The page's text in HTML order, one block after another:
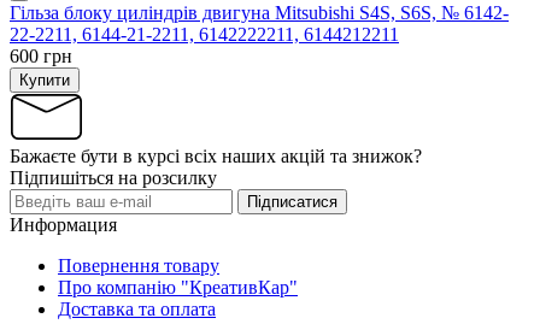
Гільза блоку циліндрів двигуна Mitsubishi S4S, S6S, № 6142-
22-2211, 6144-21-2211, 6142222211, 6144212211
600 грн
Купити
Бажаєте бути в курсі всіх наших акцій та знижок?
Підпишіться на розсилку
Підписатися
Информация
Повернення товару
Про компанію "КреативКар"
Доставка та оплата